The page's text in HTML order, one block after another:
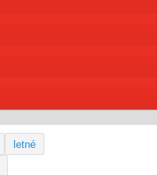
letné